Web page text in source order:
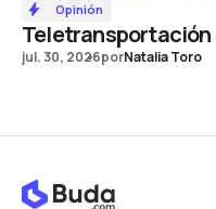
Opinión
Teletransportación
jul. 30, 2026porNatalia Toro